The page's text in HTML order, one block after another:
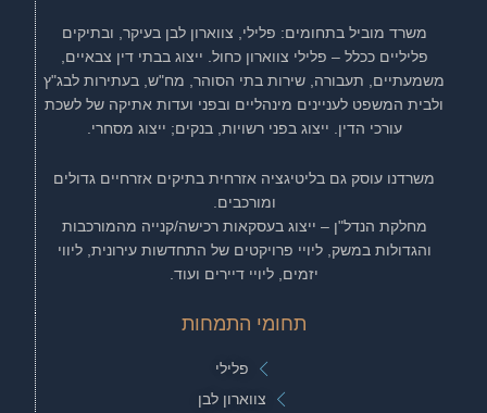
משרד מוביל בתחומים: פלילי, צווארון לבן בעיקר, ובתיקים
פליליים ככלל – פלילי צווארון כחול. ייצוג בבתי דין צבאיים,
משמעתיים, תעבורה, שירות בתי הסוהר, מח"ש, בעתירות לבג"ץ
ולבית המשפט לעניינים מינהליים ובפני ועדות אתיקה של לשכת
עורכי הדין. ייצוג בפני רשויות, בנקים; ייצוג מסחרי.
משרדנו עוסק גם בליטיגציה אזרחית בתיקים אזרחיים גדולים
ומורכבים.
מחלקת הנדל"ן – ייצוג בעסקאות רכישה/קנייה מהמורכבות
והגדולות במשק, ליויי פרויקטים של התחדשות עירונית, ליווי
יזמים, ליויי דיירים ועוד.
תחומי התמחות
פלילי
צווארון לבן